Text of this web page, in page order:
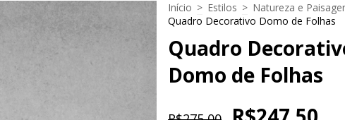
Início > Estilos > Natureza e
Quadro Decorativo Domo de Folhas
Quadro
Domo de Folhas